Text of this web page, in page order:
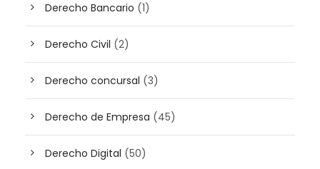
Derecho Bancario (1)
Derecho Civil (2)
Derecho concursal (3)
Derecho de Empresa (45)
Derecho Digital (50)